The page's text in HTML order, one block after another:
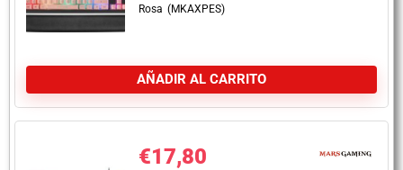
Rosa (MKAXPES)
AÑADIR AL CARRITO
€17,80